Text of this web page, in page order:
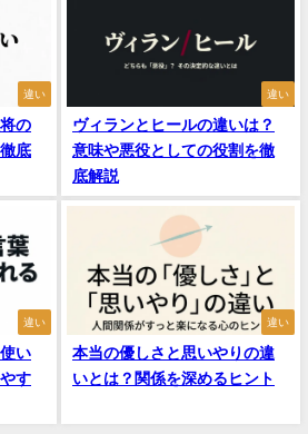
違い
の
底
違い
ヴィランとヒールの違いは？
意味や悪役としての役割を徹
底解説
違い
い
す
違い
本当の優しさと思いやりの違
いとは？関係を深めるヒント